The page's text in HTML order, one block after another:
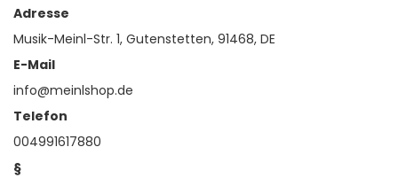
Adresse
Musik-Meinl-Str. 1, Gutenstetten, 91468, DE
E-Mail
info@meinlshop.de
Telefon
004991617880
§